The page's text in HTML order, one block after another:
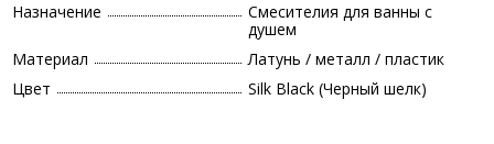
Назначение
Смесителия для ванны с
душем
Материал
Латунь / металл / пластик
Цвет
Silk Black (Черный шелк)